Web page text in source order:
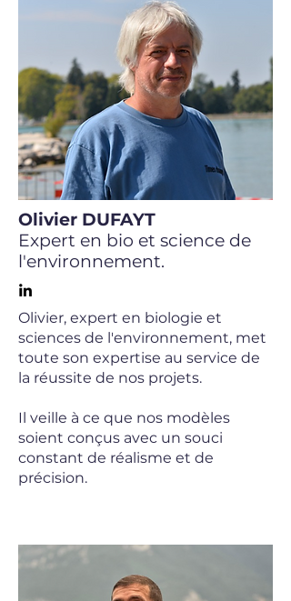
Olivier DUFAYT
Expert en bio et science de
l'environnement.
Olivier, expert en biologie et
sciences de l'environnement, met
toute son expertise au service de
la réussite de nos projets.
Il veille à ce que nos modèles
soient conçus avec un souci
constant de réalisme et de
précision.